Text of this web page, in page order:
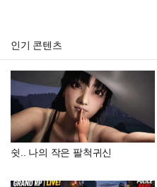
인기 콘텐츠
쉿.. 나의 작은 팔척귀신